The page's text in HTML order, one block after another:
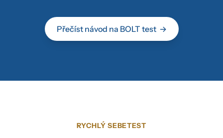
Přečíst návod na BOLT test
RYCHLÝ SEBETEST